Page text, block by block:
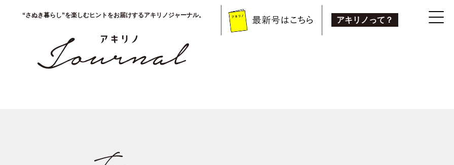
“さぬき暮らし”を楽しむヒントをお届けするアキリノジャーナル。
アキリノって？